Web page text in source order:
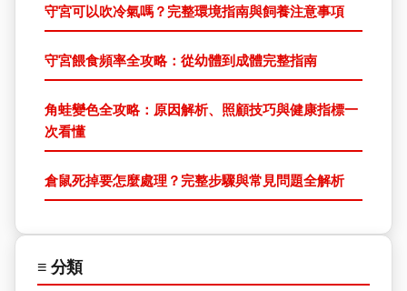
守宮可以吹冷氣嗎？完整環境指南與飼養注意事項
守宮餵食頻率全攻略：從幼體到成體完整指南
角蛙變色全攻略：原因解析、照顧技巧與健康指標一
次看懂
倉鼠死掉要怎麼處理？完整步驟與常見問題全解析
≡ 分類